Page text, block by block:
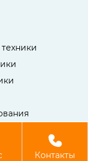

Контакты